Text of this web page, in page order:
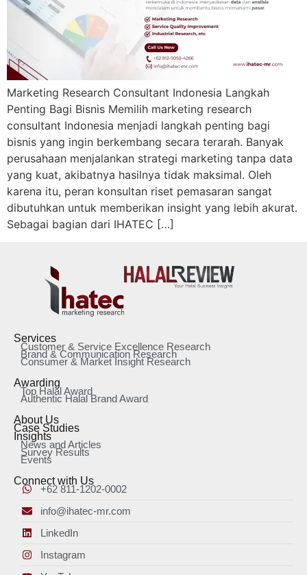
Marketing Research Consultant Indonesia Langkah
Penting Bagi Bisnis Memilih marketing research
consultant Indonesia menjadi langkah penting bagi
bisnis yang ingin berkembang secara terarah. Banyak
perusahaan menjalankan strategi marketing tanpa data
yang kuat, akibatnya hasilnya tidak maksimal. Oleh
karena itu, peran konsultan riset pemasaran sangat
dibutuhkan untuk memberikan insight yang lebih akurat.
Sebagai bagian dari IHATEC […]
Services
Customer & Service Excellence Research
Brand & Communication Research
Consumer & Market Insight Research
Awarding
Top Halal Award
Authentic Halal Brand Award
About Us
Case Studies
Insights
News and Articles
Survey Results
Events
Connect with Us
+62 811-1202-0002
info@ihatec-mr.com
LinkedIn
Instagram